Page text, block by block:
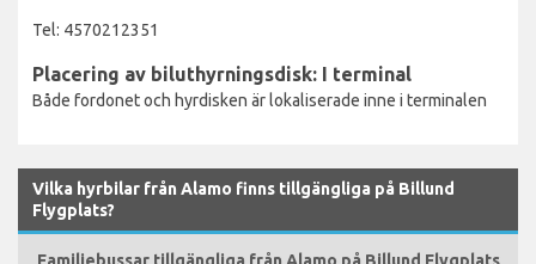
Tel: 4570212351
Placering av biluthyrningsdisk: I terminal
Både fordonet och hyrdisken är lokaliserade inne i terminalen
Vilka hyrbilar från Alamo finns tillgängliga på Billund
Flygplats?
Familjebussar tillgängliga från Alamo på Billund Flygplats